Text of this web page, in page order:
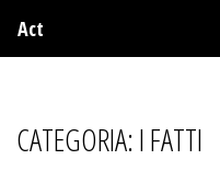
Act
CATEGORIA:I FATTI